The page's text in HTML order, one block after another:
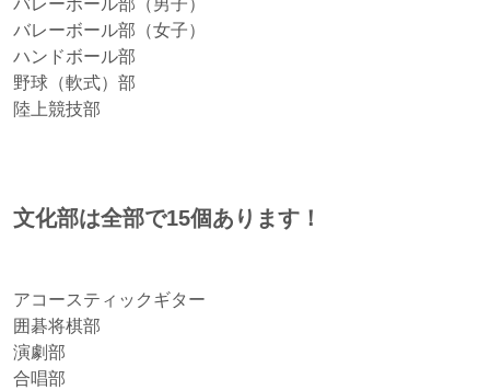
バレーボール部（男子）
バレーボール部（女子）
ハンドボール部
野球（軟式）部
陸上競技部
文化部は全部で15個あります！
アコースティックギター
囲碁将棋部
演劇部
合唱部